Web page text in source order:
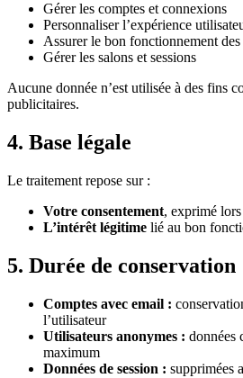
Gérer les comptes et connexions
Personnaliser l’expérience
Assurer le bon fonctionnement
Gérer les salons et sessions
Aucune donnée n’est utilisée à des fins
publicitaires.
4. Base légale
Le traitement repose sur :
Votre consentement, exprimé
L’intérêt légitime lié au bon
5. Durée de conservation
Comptes avec email :
l’utilisateur
Utilisateurs anonymes : données
maximum
Données de session : supprimées